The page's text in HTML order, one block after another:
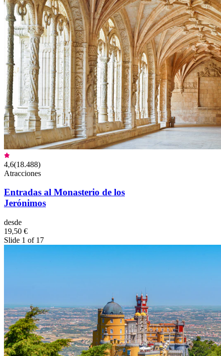
4,6(18.488)
Atracciones
Entradas al Monasterio de los
Jerónimos
desde
19,50 €
Slide 1 of 17